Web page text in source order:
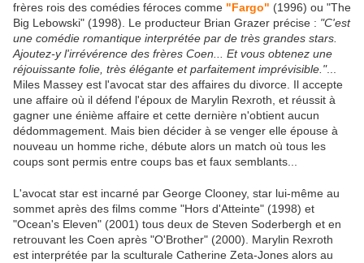
frères rois des comédies féroces comme "Fargo" (1996) ou "The
Big Lebowski" (1998). Le producteur Brian Grazer précise : "C'est
une comédie romantique interprétée par de très grandes stars.
Ajoutez-y l'irrévérence des frères Coen... Et vous obtenez une
réjouissante folie, très élégante et parfaitement imprévisible."...
Miles Massey est l'avocat star des affaires du divorce. Il accepte
une affaire où il défend l'époux de Marylin Rexroth, et réussit à
gagner une énième affaire et cette dernière n'obtient aucun
dédommagement. Mais bien décider à se venger elle épouse à
nouveau un homme riche, débute alors un match où tous les
coups sont permis entre coups bas et faux semblants...
L'avocat star est incarné par George Clooney, star lui-même au
sommet après des films comme "Hors d'Atteinte" (1998) et
"Ocean's Eleven" (2001) tous deux de Steven Soderbergh et en
retrouvant les Coen après "O'Brother" (2000). Marylin Rexroth
est interprétée par la sculturale Catherine Zeta-Jones alors au